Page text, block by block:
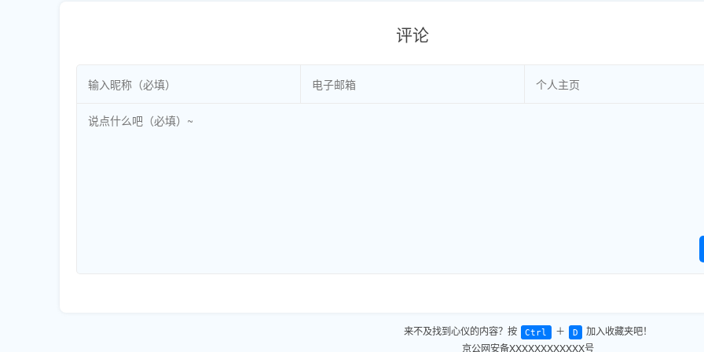
评论
来不及找到心仪的内容？按 Ctrl ＋ D
加入收藏夹吧！
京公网安备XXXXXXXXXXXX号